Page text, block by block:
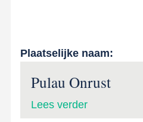
Plaatselijke naam:
Pulau Onrust
Lees verder